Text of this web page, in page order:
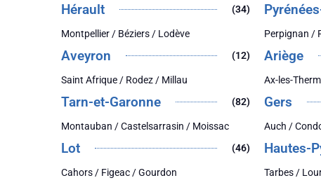
Hérault (34)
Montpellier / Béziers / Lodève
Aveyron (12)
Saint Afrique / Rodez / Millau
Tarn-et-Garonne (82)
Montauban / Castelsarrasin / Moissac
Lot (46)
Cahors / Figeac / Gourdon
Perpignan /
Ariège
Ax-les-
Gers
Auch /
Hautes-
Tarbes /